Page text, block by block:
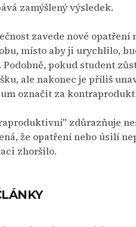
zamýšlený výsledek.
zavede nové
místo aby ji urychlilo,
pokud student
ale nakonec je příliš
označit za
zdůrazňuje
že opatření nebo úsilí
zhoršilo.